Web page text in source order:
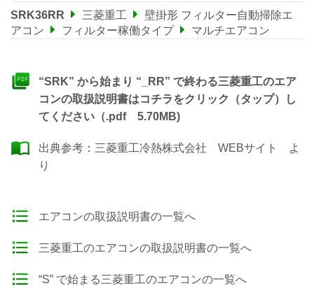
SRK36RR
三菱重工
壁掛形 フィルター自動掃除エ
アコン
フィルター稼働タイプ マルチエアコン
“SRK” から始まり “_RR” で終わる三菱重工のエア
コンの取扱説明書はコチラをクリック（タップ）し
てください（.pdf 5.70MB)
出典参考： 三菱重工冷熱株式会社 WEBサイト
よ
り
エアコンの取扱説明書の一覧へ
三菱重工のエアコンの取扱説明書の一覧へ
“S” で始まる三菱重工のエアコンの一覧へ